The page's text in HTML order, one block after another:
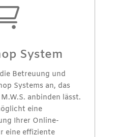
System
Betreuung und
Systems an, das
anbinden lässt.
eine
Ihrer Online-
eine effiziente